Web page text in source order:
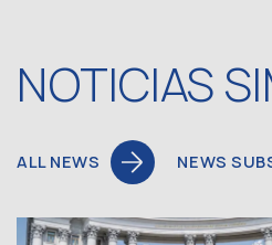
NOTICIAS
ALL NEWS NEWS